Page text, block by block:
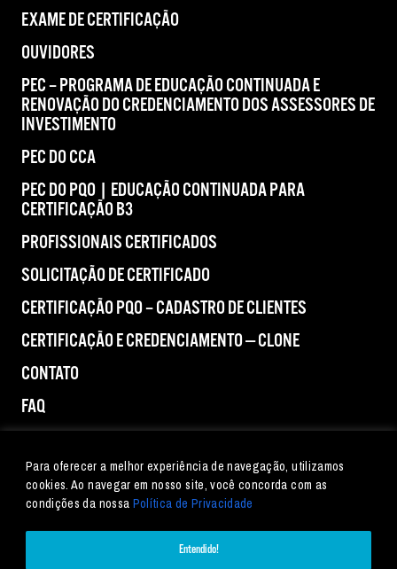
Para oferecer a melhor experiência de navegação, utilizamos
cookies. Ao navegar em nosso site, você concorda com as
condições da nossa Política de Privacidade
Entendido!
EXAME DE CERTIFICAÇÃO
OUVIDORES
PEC – PROGRAMA DE EDUCAÇÃO CONTINUADA E
RENOVAÇÃO DO CREDENCIAMENTO DOS ASSESSORES DE
INVESTIMENTO
PEC DO CCA
PEC DO PQO | EDUCAÇÃO CONTINUADA PARA
CERTIFICAÇÃO B3
PROFISSIONAIS CERTIFICADOS
SOLICITAÇÃO DE CERTIFICADO
CERTIFICAÇÃO PQO – CADASTRO DE CLIENTES
CERTIFICAÇÃO E CREDENCIAMENTO — CLONE
CONTATO
FAQ